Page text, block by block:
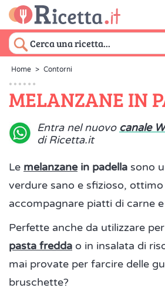
Home > Contorni
MELANZANE IN
Entra nel nuovo canale
di Ricetta.it
Le melanzanein padella sono
verdure sano e sfizioso,
accompagnare piatti di carne
Perfette anche da utilizzare
pasta fredda o in insalata di
mai provate per farcire delle
bruschette?